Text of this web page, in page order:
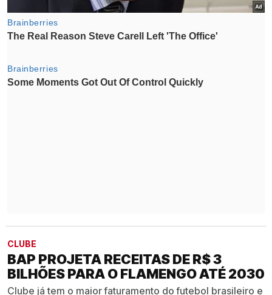
CLUBE
BAP PROJETA RECEITAS DE R$ 3
BILHÕES PARA O FLAMENGO ATÉ 2030
Clube já tem o maior faturamento do futebol brasileiro e